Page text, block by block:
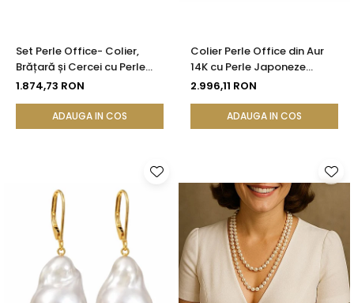
Set Perle Office- Colier,
Brățară și Cercei cu Perle
Naturale Albe 4-5 mm, Aur
KASKADDA®
1.874,73 RON
ADAUGA IN COS
Colier Perle Office din Aur
14K cu Perle Japoneze
Akoya 5,5 mm și Bile de Aur |
2.996,11 RON
ADAUGA IN COS